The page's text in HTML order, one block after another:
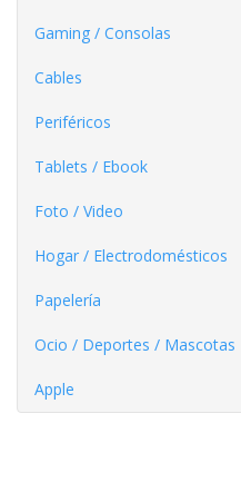
Gaming / Consolas
Cables
Periféricos
Tablets / Ebook
Foto / Video
Hogar / Electrodomésticos
Papelería
Ocio / Deportes / Mascotas
Apple